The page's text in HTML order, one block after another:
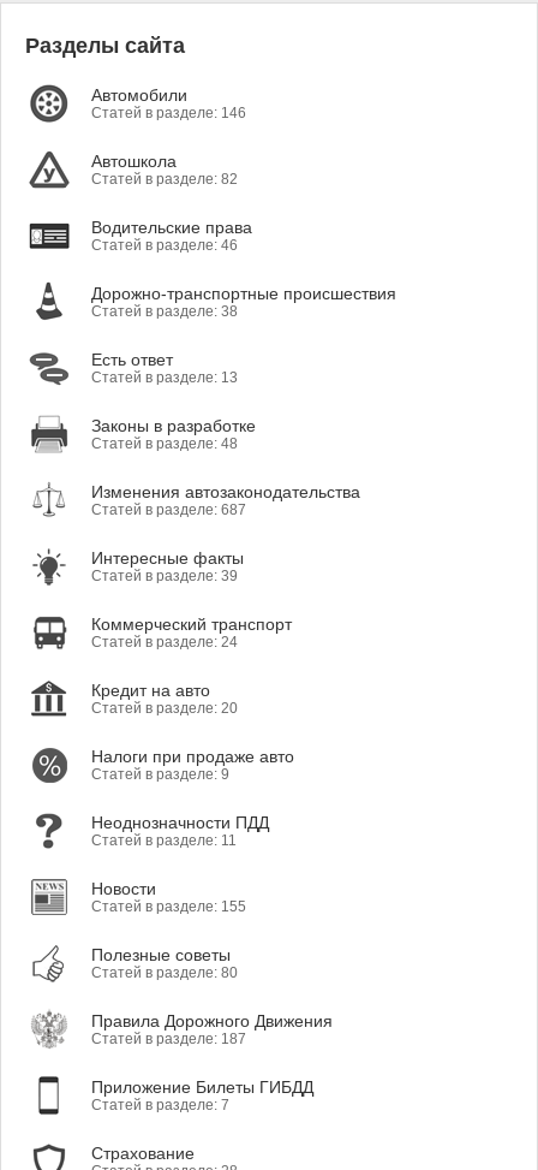
Разделы сайта
Автомобили
Статей в разделе: 146
Автошкола
Статей в разделе: 82
Водительские права
Статей в разделе: 46
Дорожно-транспортные происшествия
Статей в разделе: 38
Есть ответ
Статей в разделе: 13
Законы в разработке
Статей в разделе: 48
Изменения автозаконодательства
Статей в разделе: 687
Интересные факты
Статей в разделе: 39
Коммерческий транспорт
Статей в разделе: 24
Кредит на авто
Статей в разделе: 20
Налоги при продаже авто
Статей в разделе: 9
Неоднозначности ПДД
Статей в разделе: 11
Новости
Статей в разделе: 155
Полезные советы
Статей в разделе: 80
Правила Дорожного Движения
Статей в разделе: 187
Приложение Билеты ГИБДД
Статей в разделе: 7
Страхование